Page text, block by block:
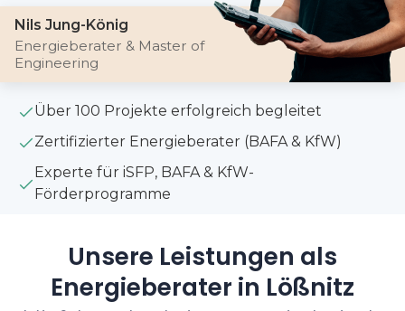
Nils Jung-König
Energieberater & Master of
Engineering
Über 100 Projekte erfolgreich begleitet
Zertifizierter Energieberater (BAFA & KfW)
Experte für iSFP, BAFA & KfW-
Förderprogramme
Unsere Leistungen als
Energieberater in Lößnitz